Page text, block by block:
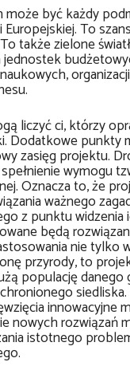
może być każdy
To
także zielone
liczyć ci, którzy
Dodatkowe punkty
zasięg projektu.
wymogu
Oznacza to, że
ważnego
z punktu widzenia
będą
nie tylko
przyrody, to
populację danego
innowacyjne
nowych rozwiązań
istotnego